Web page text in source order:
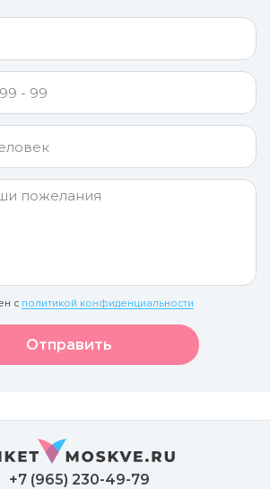
с политикой конфиденциальности
Отправить
+7 (965) 230-49-79